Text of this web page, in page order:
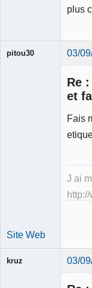
plus
pitou30 03/
Re
et
Fais
J ai
Site Web
kruz 03/